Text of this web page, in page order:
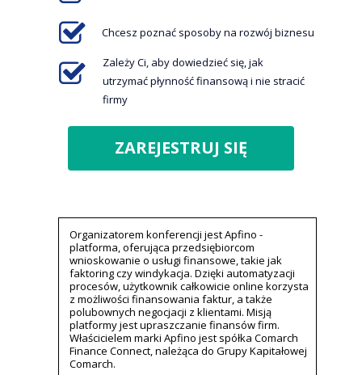
Chcesz poznać sposoby na rozwój biznesu
Zależy Ci, aby dowiedzieć się, jak
utrzymać płynność finansową i nie stracić
firmy
ZAREJESTRUJ SIĘ
Organizatorem konferencji jest Apfino -
platforma, oferująca przedsiębiorcom
wnioskowanie o usługi finansowe, takie jak
faktoring czy windykacja. Dzięki automatyzacji
procesów, użytkownik całkowicie online korzysta
z możliwości finansowania faktur, a także
polubownych negocjacji z klientami. Misją
platformy jest upraszczanie finansów firm.
Właścicielem marki Apfino jest spółka Comarch
Finance Connect, należąca do Grupy Kapitałowej
Comarch.